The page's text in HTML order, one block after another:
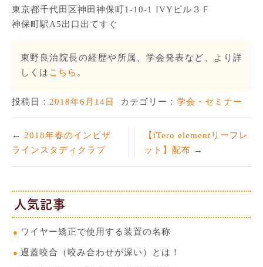
東京都千代田区神田神保町1-10-1 IVYビル３Ｆ
神保町駅A5出口出てすぐ
東野良治院長の経歴や所属、学会発表など、より詳
しくは こちら 。
投稿日： 2018年6月14日 カテゴリー： 学会・セミナー
2018年春のインビザ
ラインスタディクラブ
【iTero elementリーフレ
ット】配布
人気記事
ワイヤー矯正で使用する装置の名称
過蓋咬合（咬み合わせが深い）とは！